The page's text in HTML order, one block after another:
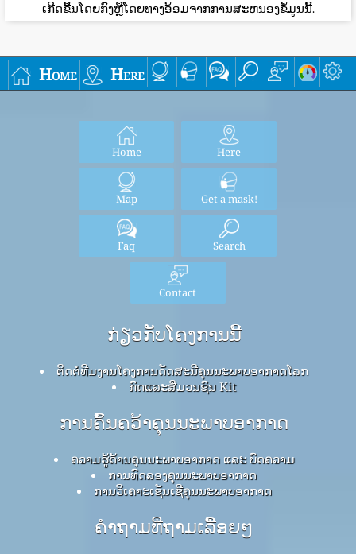
ເກີດຂື້ນໂດຍກົງຫຼືໂດຍທາງອ້ອມຈາກການສະຫນອງຂໍ້ມູນນີ້.
Home Here
Home Here
Map Get a mask!
Faq Search
Contact
ກ່ຽວກັບໂຄງການນີ້
ຕິດຕໍ່ທີມງານໂຄງການດັດສະນີຄຸນນະພາບອາກາດໂລກ
ກົດ​ແລະ​ສື່​ມວນ​ຊົນ Kit
ການຄົ້ນຄວ້າຄຸນນະພາບອາກາດ
ຄວາມຮູ້ດ້ານຄຸນນະພາບອາກາດ ແລະ ບົດຄວາມ
ການທົດລອງຄຸນນະພາບອາກາດ
ການວິເຄາະເຊັນເຊີຄຸນນະພາບອາກາດ
ຄໍາຖາມທີ່ຖາມເລື້ອຍໆ